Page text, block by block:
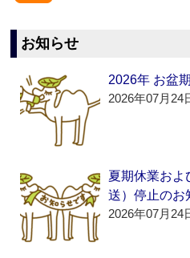
お知らせ
2026年 お盆
2026年07月24
夏期休業およ
送）停止のお
2026年07月24